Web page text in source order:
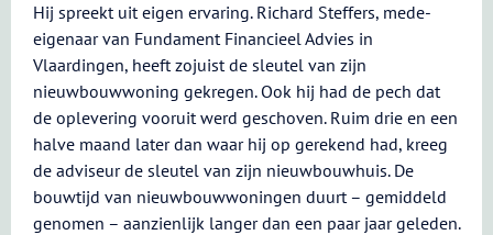
Hij spreekt uit eigen ervaring. Richard Steffers, mede-
eigenaar van Fundament Financieel Advies in
Vlaardingen, heeft zojuist de sleutel van zijn
nieuwbouwwoning gekregen. Ook hij had de pech dat
de oplevering vooruit werd geschoven. Ruim drie en een
halve maand later dan waar hij op gerekend had, kreeg
de adviseur de sleutel van zijn nieuwbouwhuis. De
bouwtijd van nieuwbouwwoningen duurt – gemiddeld
genomen – aanzienlijk langer dan een paar jaar geleden.